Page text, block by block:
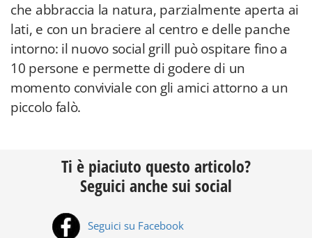
che abbraccia la natura, parzialmente aperta ai
lati, e con un braciere al centro e delle panche
intorno: il nuovo social grill può ospitare fino a
10 persone e permette di godere di un
momento conviviale con gli amici attorno a un
piccolo falò.
Ti è piaciuto questo articolo?
Seguici anche sui social
Seguici su Facebook